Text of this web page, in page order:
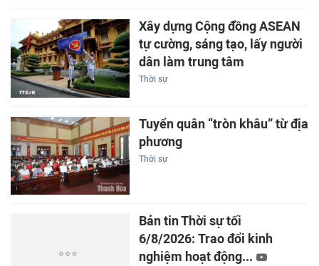
Xây dựng Cộng đồng ASEAN
tự cường, sáng tạo, lấy người
dân làm trung tâm
Thời sự
Tuyển quân “tròn khâu” từ địa
phương
Thời sự
Bản tin Thời sự tối
6/8/2026: Trao đổi kinh
nghiệm hoạt động...